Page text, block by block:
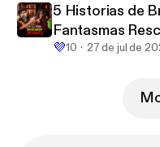
5 Historias de
Fantasmas
Hablemos De
💜10 27 de jul de